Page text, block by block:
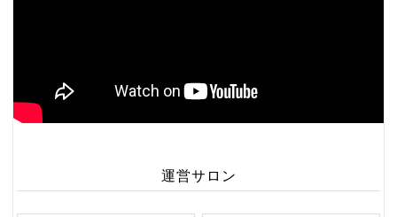
運営サロン